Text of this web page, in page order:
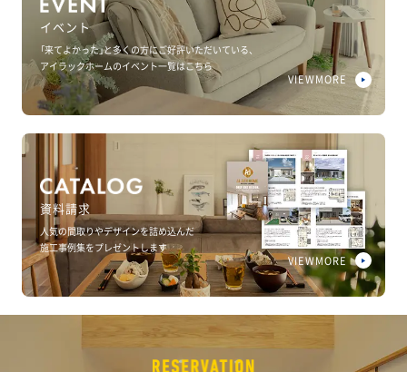
イベント
「来てよかった」と多くの方にご好評いただいている、
アイラックホームのイベント一覧はこちら
VIEWMORE
資料請求
人気の間取りやデザインを詰め込んだ
施工事例集をプレゼントします
VIEWMORE